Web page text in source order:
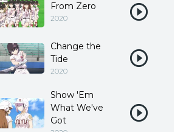
From Zero
2020
Change the
Tide
2020
Show 'Em
What We've
Got